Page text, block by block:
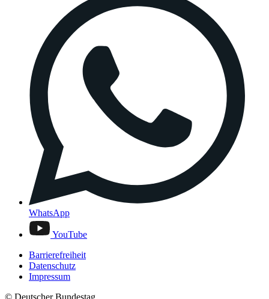
WhatsApp
YouTube
Barrierefreiheit
Datenschutz
Impressum
© Deutscher Bundestag